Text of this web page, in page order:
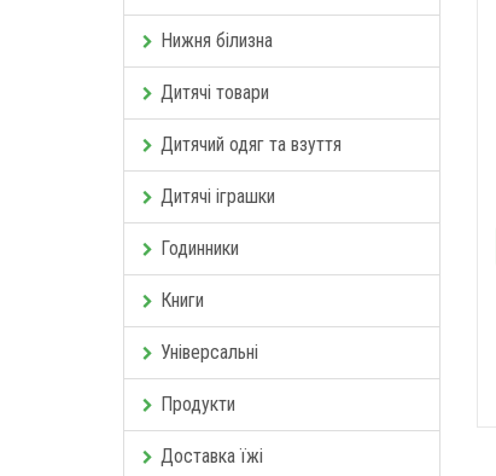
Нижня білизна
Дитячі товари
Дитячий одяг та взуття
Дитячі іграшки
Годинники
Книги
Універсальні
Продукти
Доставка їжі